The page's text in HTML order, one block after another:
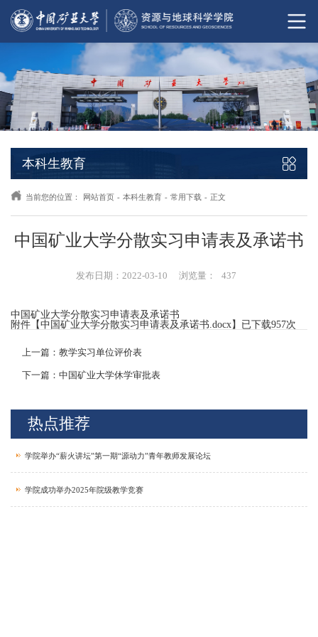
本科生教育
当前您的位置： 网站首页 - 本科生教育 - 常用下载 - 正文
中国矿业大学分散实习申请表及承诺书
发布日期：2022-03-10 浏览量： 437
中国矿业大学分散实习申请表及承诺书
附件【中国矿业大学分散实习申请表及承诺书.docx】已下载957次
上一篇：教学实习单位评价表
下一篇：中国矿业大学休学审批表
热点推荐
学院举办“薪火讲坛”第一期“源动力”青年教师发展论坛
学院成功举办2025年院级教学竞赛